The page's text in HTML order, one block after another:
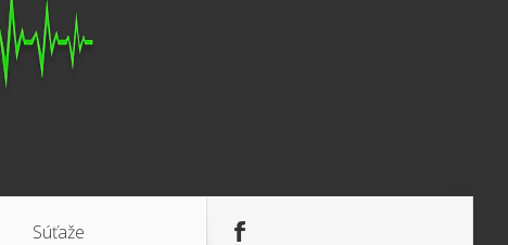
Súťaže